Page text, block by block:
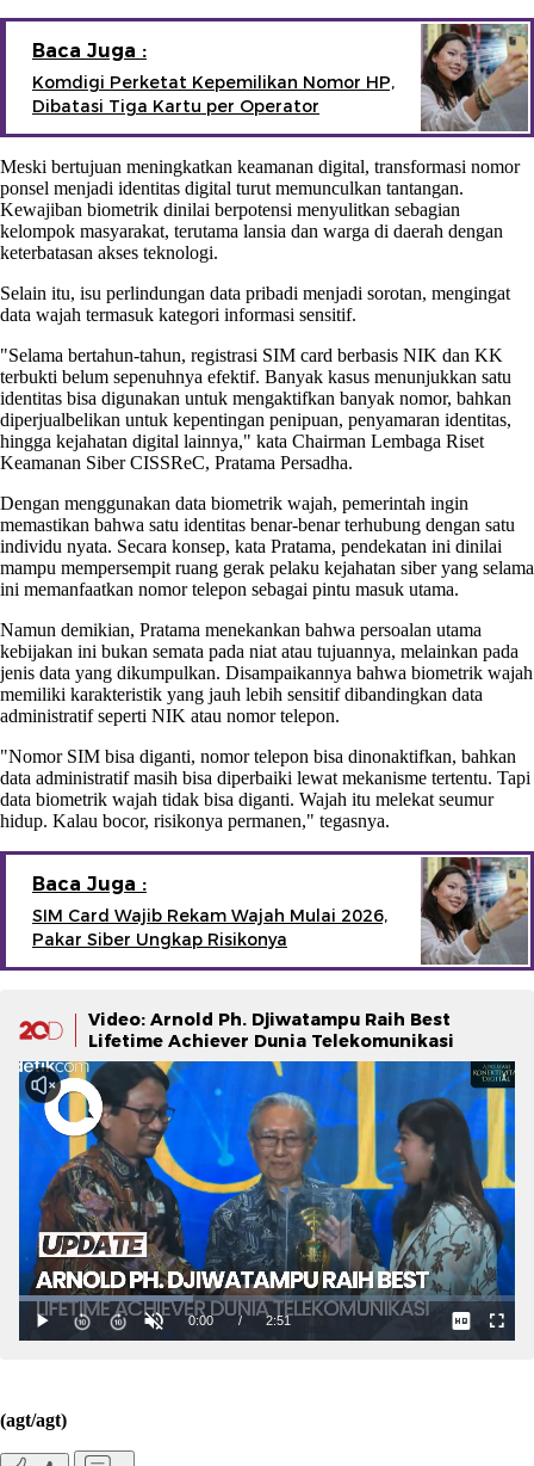
Baca Juga :
Komdigi Perketat Kepemilikan Nomor HP,
Dibatasi Tiga Kartu per Operator
Meski bertujuan meningkatkan keamanan digital, transformasi nomor
ponsel menjadi identitas digital turut memunculkan tantangan.
Kewajiban biometrik dinilai berpotensi menyulitkan sebagian
kelompok masyarakat, terutama lansia dan warga di daerah dengan
keterbatasan akses teknologi.
Selain itu, isu perlindungan data pribadi menjadi sorotan, mengingat
data wajah termasuk kategori informasi sensitif.
"Selama bertahun-tahun, registrasi SIM card berbasis NIK dan KK
terbukti belum sepenuhnya efektif. Banyak kasus menunjukkan satu
identitas bisa digunakan untuk mengaktifkan banyak nomor, bahkan
diperjualbelikan untuk kepentingan penipuan, penyamaran identitas,
hingga kejahatan digital lainnya," kata Chairman Lembaga Riset
Keamanan Siber CISSReC, Pratama Persadha.
Dengan menggunakan data biometrik wajah, pemerintah ingin
memastikan bahwa satu identitas benar-benar terhubung dengan satu
individu nyata. Secara konsep, kata Pratama, pendekatan ini dinilai
mampu mempersempit ruang gerak pelaku kejahatan siber yang selama
ini memanfaatkan nomor telepon sebagai pintu masuk utama.
Namun demikian, Pratama menekankan bahwa persoalan utama
kebijakan ini bukan semata pada niat atau tujuannya, melainkan pada
jenis data yang dikumpulkan. Disampaikannya bahwa biometrik wajah
memiliki karakteristik yang jauh lebih sensitif dibandingkan data
administratif seperti NIK atau nomor telepon.
"Nomor SIM bisa diganti, nomor telepon bisa dinonaktifkan, bahkan
data administratif masih bisa diperbaiki lewat mekanisme tertentu. Tapi
data biometrik wajah tidak bisa diganti. Wajah itu melekat seumur
hidup. Kalau bocor, risikonya permanen," tegasnya.
Baca Juga :
SIM Card Wajib Rekam Wajah Mulai 2026,
Pakar Siber Ungkap Risikonya
Video: Arnold Ph. Djiwatampu Raih Best
Lifetime Achiever Dunia Telekomunikasi
(agt/agt)